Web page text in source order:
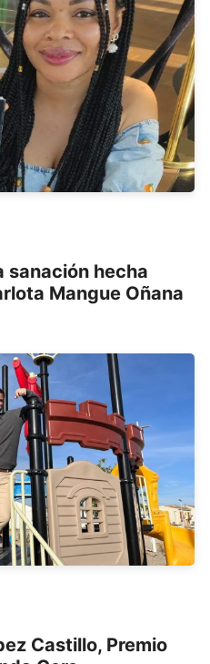
sanación hecha
Mangue Oñana
Castillo, Premio